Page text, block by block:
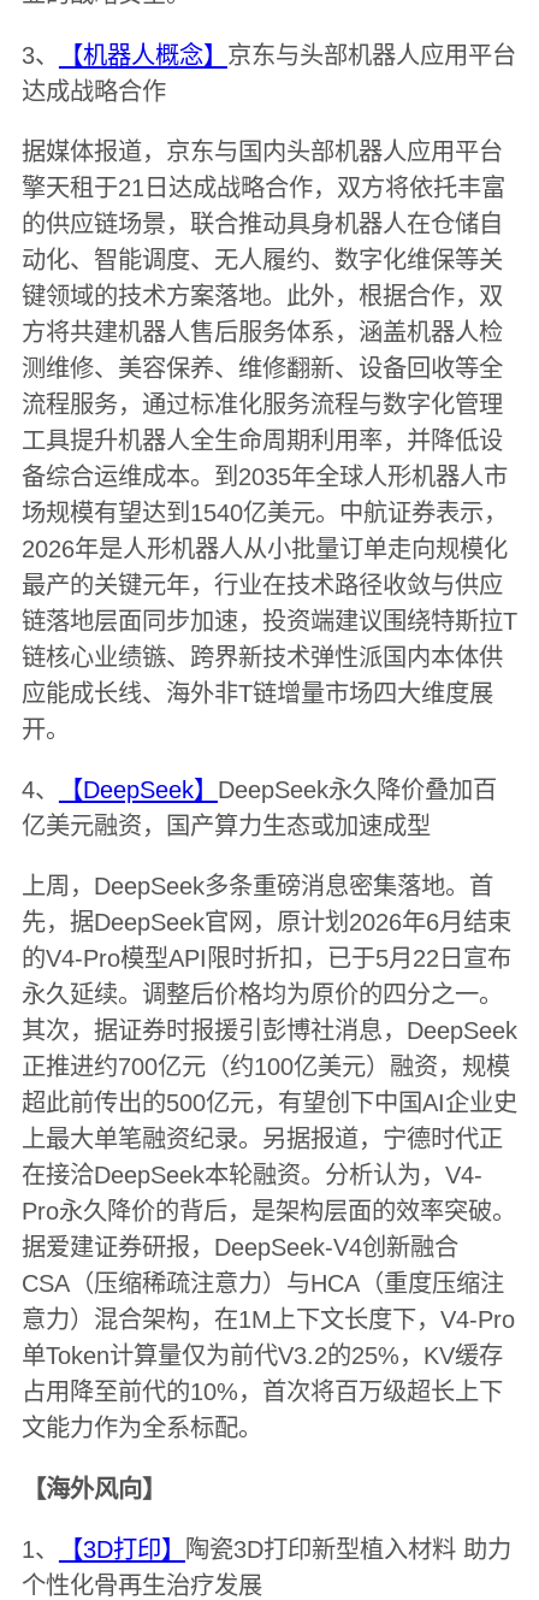
3、 【机器人概念】 京东与头部机器人应用平台
达成战略合作
据媒体报道，京东与国内头部机器人应用平台
擎天租于21日达成战略合作，双方将依托丰富
的供应链场景，联合推动具身机器人在仓储自
动化、智能调度、无人履约、数字化维保等关
键领域的技术方案落地。此外，根据合作，双
方将共建机器人售后服务体系，涵盖机器人检
测维修、美容保养、维修翻新、设备回收等全
流程服务，通过标准化服务流程与数字化管理
工具提升机器人全生命周期利用率，并降低设
备综合运维成本。到2035年全球人形机器人市
场规模有望达到1540亿美元。中航证券表示，
2026年是人形机器人从小批量订单走向规模化
最产的关键元年，行业在技术路径收敛与供应
链落地层面同步加速，投资端建议围绕特斯拉T
链核心业绩镞、跨界新技术弹性派国内本体供
应能成长线、海外非T链增量市场四大维度展
开。
4、 【DeepSeek】 DeepSeek永久降价叠加百
亿美元融资，国产算力生态或加速成型
上周，DeepSeek多条重磅消息密集落地。首
先，据DeepSeek官网，原计划2026年6月结束
的V4-Pro模型API限时折扣，已于5月22日宣布
永久延续。调整后价格均为原价的四分之一。
其次，据证券时报援引彭博社消息，DeepSeek
正推进约700亿元（约100亿美元）融资，规模
超此前传出的500亿元，有望创下中国AI企业史
上最大单笔融资纪录。另据报道，宁德时代正
在接洽DeepSeek本轮融资。分析认为，V4-
Pro永久降价的背后，是架构层面的效率突破。
据爱建证券研报，DeepSeek-V4创新融合
CSA（压缩稀疏注意力）与HCA（重度压缩注
意力）混合架构，在1M上下文长度下，V4-Pro
单Token计算量仅为前代V3.2的25%，KV缓存
占用降至前代的10%，首次将百万级超长上下
文能力作为全系标配。
【海外风向】
1、 【3D打印】
陶瓷3D打印新型植入材料 助力
个性化骨再生治疗发展